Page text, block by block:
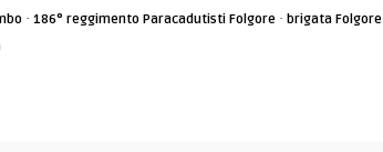
· 186° reggimento Paracadutisti Folgore · brigata Folgore